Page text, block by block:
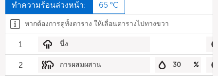
ทำความร้อนล่วงหน้า: 65 °C
หากต้องการดูทั้งตาราง ให้เลื่อนตารางไปทางขวา
1 นึ่ง
2 การผสมผสาน 30 %